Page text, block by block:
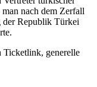
nach dem Zerfall
der Republik Türkei
Ticketlink, generelle